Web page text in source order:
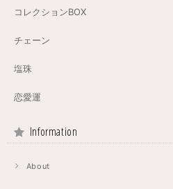
コレクションBOX
チェーン
塩珠
恋愛運
Information
About